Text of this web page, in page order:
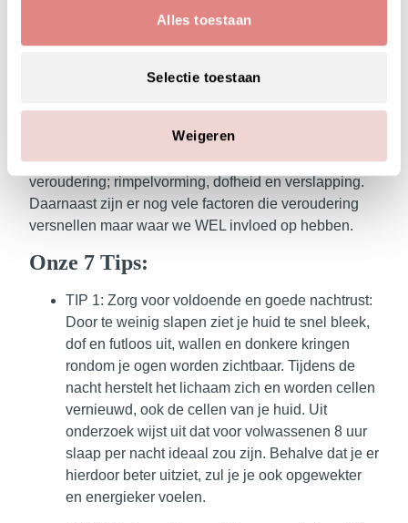
Alles toestaan
Selectie toestaan
Weigeren
WAAROM JE HUID SOMS
Het grootste deel van je veroudering heeft te maken
met je genen. Je genen bepalen de mate van
veroudering; rimpelvorming, dofheid en verslapping.
Daarnaast zijn er nog vele factoren die veroudering
versnellen maar waar we WEL invloed op hebben.
Onze 7 Tips:
TIP 1: Zorg voor voldoende en goede nachtrust:
Door te weinig slapen ziet je huid te snel bleek,
dof en futloos uit, wallen en donkere kringen
rondom je ogen worden zichtbaar. Tijdens de
nacht herstelt het lichaam zich en worden cellen
vernieuwd, ook de cellen van je huid. Uit
onderzoek wijst uit dat voor volwassenen 8 uur
slaap per nacht ideaal zou zijn. Behalve dat je er
hierdoor beter uitziet, zul je je ook opgewekter
en energieker voelen.